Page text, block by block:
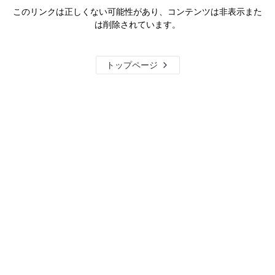
このリンクは正しくない可能性があり、コンテンツは非表示また
は削除されています。
トップページ